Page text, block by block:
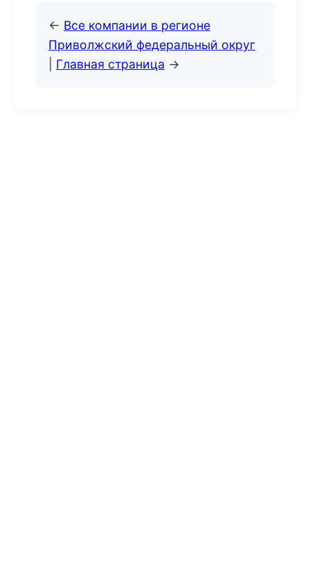
← Все компании в регионе
Приволжский федеральный округ
Главная страница →